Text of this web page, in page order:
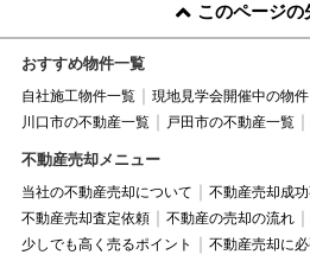
このページの
おすすめ物件一覧
自社施工物件一覧 現地見学会開催中の物件
川口市の不動産一覧
戸田市の不動産一覧
不動産売却メニュー
当社の不動産売却について 不動産売却成功
不動産売却査定依頼
不動産の売却の流れ
少しでも高く売るポイント
不動産売却に